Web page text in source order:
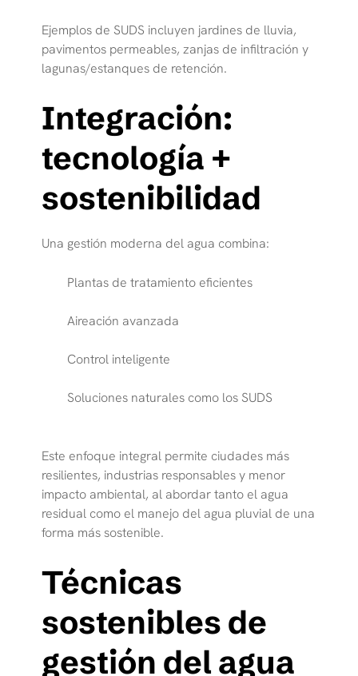
Ejemplos de SUDS incluyen jardines de lluvia,
pavimentos permeables, zanjas de infiltración y
lagunas/estanques de retención.
Integración:
tecnología +
sostenibilidad
Una gestión moderna del agua combina:
Plantas de tratamiento eficientes
Aireación avanzada
Control inteligente
Soluciones naturales como los SUDS
Este enfoque integral permite ciudades más
resilientes, industrias responsables y menor
impacto ambiental, al abordar tanto el agua
residual como el manejo del agua pluvial de una
forma más sostenible.
Técnicas
sostenibles de
gestión del agua